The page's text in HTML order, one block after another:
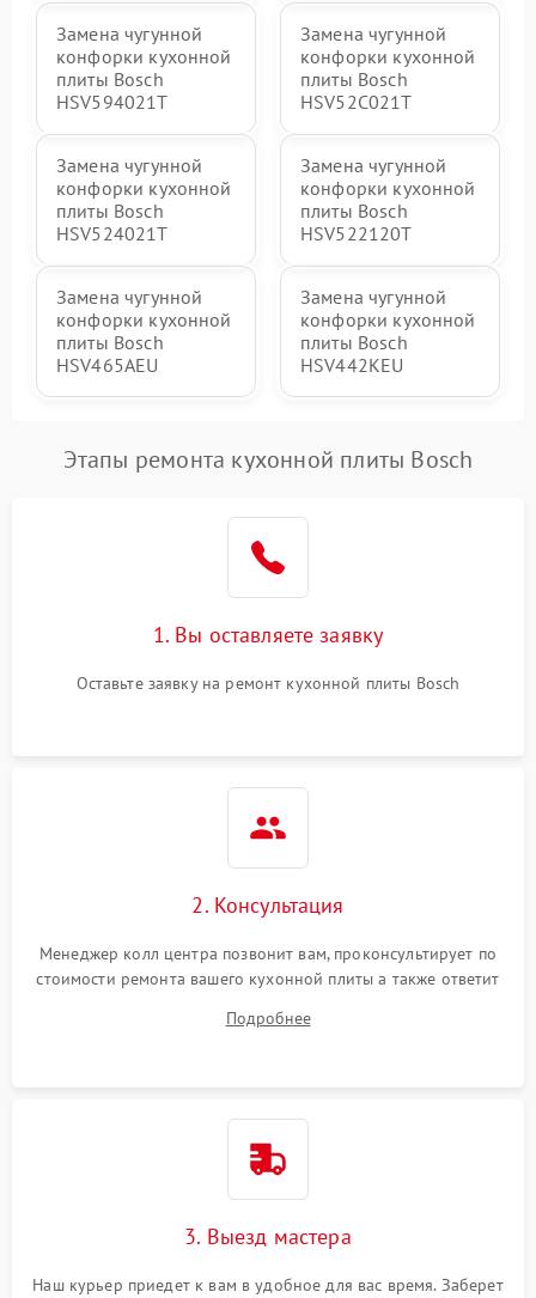
Замена чугунной
конфорки кухонной
плиты Bosch
HSV594021T
Замена чугунной
конфорки кухонной
плиты Bosch
HSV52C021T
Замена чугунной
конфорки кухонной
плиты Bosch
HSV524021T
Замена чугунной
конфорки кухонной
плиты Bosch
HSV522120T
Замена чугунной
конфорки кухонной
плиты Bosch
HSV465AEU
Замена чугунной
конфорки кухонной
плиты Bosch
HSV442KEU
Этапы ремонта кухонной плиты Bosch
1. Вы оставляете заявку
Оставьте заявку на ремонт кухонной плиты Bosch
2. Консультация
Менеджер колл центра позвонит вам, проконсультирует по
стоимости ремонта вашего кухонной плиты а также ответит
Подробнее
3. Выезд мастера
Наш курьер приедет к вам в удобное для вас время. Заберет